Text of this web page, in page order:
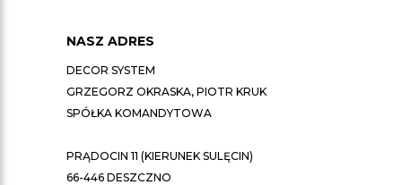
NASZ ADRES
DECOR SYSTEM
GRZEGORZ OKRASKA, PIOTR KRUK
SPÓŁKA KOMANDYTOWA
PRĄDOCIN 11 (KIERUNEK SULĘCIN)
66-446 DESZCZNO